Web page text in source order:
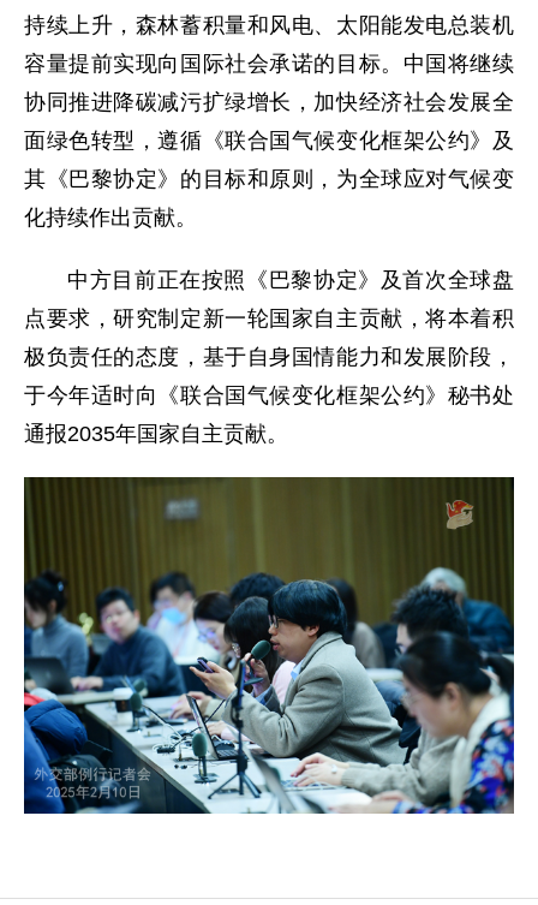
持续上升，森林蓄积量和风电、太阳能发电总装机
容量提前实现向国际社会承诺的目标。中国将继续
协同推进降碳减污扩绿增长，加快经济社会发展全
面绿色转型，遵循《联合国气候变化框架公约》及
其《巴黎协定》的目标和原则，为全球应对气候变
化持续作出贡献。
中方目前正在按照《巴黎协定》及首次全球盘
点要求，研究制定新一轮国家自主贡献，将本着积
极负责任的态度，基于自身国情能力和发展阶段，
于今年适时向《联合国气候变化框架公约》秘书处
通报2035年国家自主贡献。